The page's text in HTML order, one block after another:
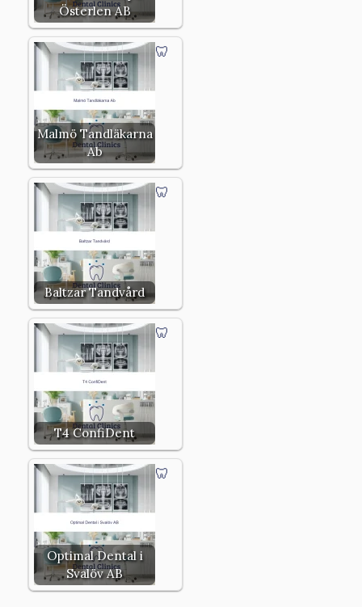
Österlen AB
Malmö Tandläkarna
Ab
Baltzar Tandvård
T4 ConfiDent
Optimal Dental i
Svalöv AB